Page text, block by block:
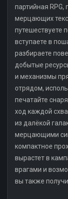
партийная
мерцающих
путешествуете
вступаете в
разбираете
добытые
и механизмы
отрядом,
печатайте
ход каждой
из далёкой
мерцающими
компактное
вырастет в
врагами и
вы также